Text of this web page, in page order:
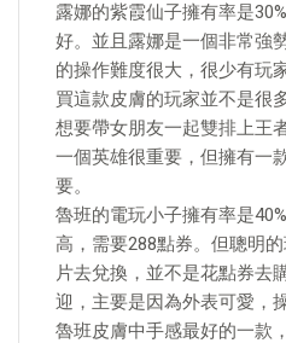
露娜的紫霞仙子擁有率是
好。並且露娜是一個非常強
的操作難度很大，很少有玩
買這款皮膚的玩家並不是很
想要帶女朋友一起雙排上王
一個英雄很重要，但擁有一
要。
魯班的電玩小子擁有率是
高，需要288點券。但聰明
片去兌換，並不是花點券去
迎，主要是因為外表可愛，
魯班皮膚中手感最好的一款